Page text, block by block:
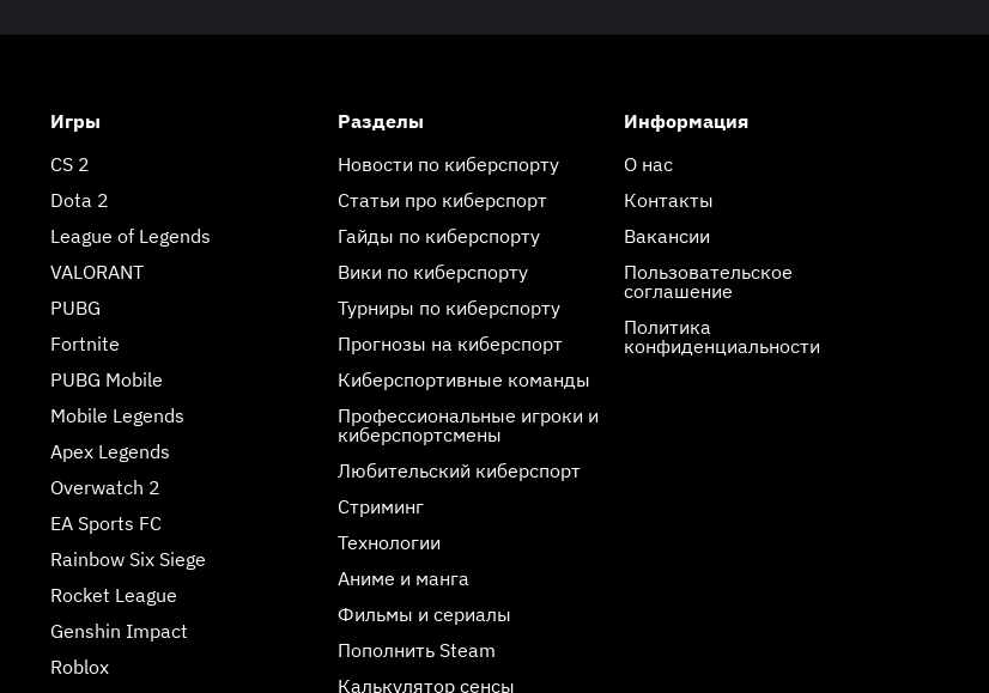
Игры
CS 2
Dota 2
League of Legends
VALORANT
PUBG
Fortnite
PUBG Mobile
Mobile Legends
Apex Legends
Overwatch 2
EA Sports FC
Rainbow Six Siege
Rocket League
Genshin Impact
Roblox
Разделы
Новости по киберспорту
Статьи про киберспорт
Гайды по киберспорту
Вики по киберспорту
Турниры по киберспорту
Прогнозы на киберспорт
Киберспортивные команды
Профессиональные игроки и
киберспортсмены
Любительский киберспорт
Стриминг
Технологии
Аниме и манга
Фильмы и сериалы
Пополнить Steam
Калькулятор сенсы
Информация
О нас
Контакты
Вакансии
Пользовательское
соглашение
Политика
конфиденциальности